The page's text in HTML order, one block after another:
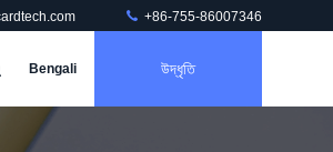
+86-755-86007346
Bengali উদ্ধৃতি